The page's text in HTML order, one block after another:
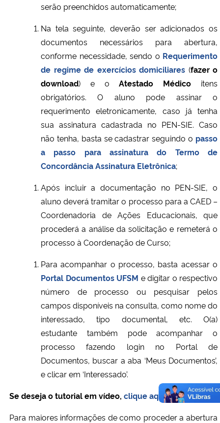
Banco Central do Brasilserão preenchidos automaticamente;
Na tela seguinte, deverão ser adicionados os
documentos necessários para abertura,
conforme necessidade, sendo o Requerimento
de regime de exercícios domiciliares (fazer o
download) e oAtestado Médico itens
obrigatórios. O aluno pode assinar o
requerimento eletronicamente, caso já tenha
sua assinatura cadastrada no PEN-SIE. Caso
não tenha, basta se cadastrar seguindo o passo
a passo para assinatura do Termo de
Concordância Assinatura Eletrônica;
Após incluir a documentação no PEN-SIE, o
aluno deverá tramitar o processo para a CAED –
Coordenadoria de Ações Educacionais, que
procederá a análise da solicitação e remeterá o
processo à Coordenação de Curso;
Para acompanhar o processo, basta acessar o
Portal Documentos UFSM e digitar o respectivo
número de processo ou pesquisar pelos
campos disponíveis na consulta, como nome do
interessado, tipo documental, etc. O(a)
estudante também pode acompanhar o
processo fazendo login no Portal de
Documentos, buscar a aba ‘Meus Documentos’,
e clicar em ‘Interessado’.
Se deseja o tutorial em vídeo, clique aqui.
Para maiores informações de como proceder a abertura